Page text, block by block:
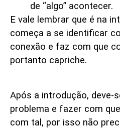
de “algo” acontecer.
E vale lembrar que é na
começa a se identificar
conexão e faz com que
portanto capriche.
Após a introdução, deve-
problema e fazer com
com tal, por isso não